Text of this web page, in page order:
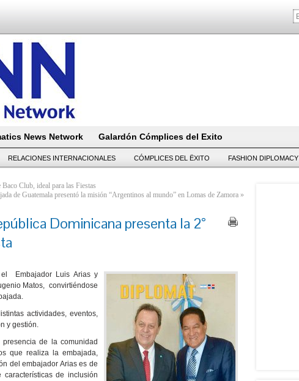
News Network Galardón Cómplices del Exito
RELACIONES INTERNACIONALES CÓMPLICES DEL ËXITO FASHION DIPLOMACY
Club, ideal para las Fiestas
de Guatemala presentó la misión “Argentinos al mundo” en Lomas de Zamora »
Dominicana presenta la 2°
Embajador Luis Arias y
Matos, convirtiéndose
actividades, eventos,
y gestión.
de la comunidad
que realiza la embajada,
del embajador Arias es de
de inclusión